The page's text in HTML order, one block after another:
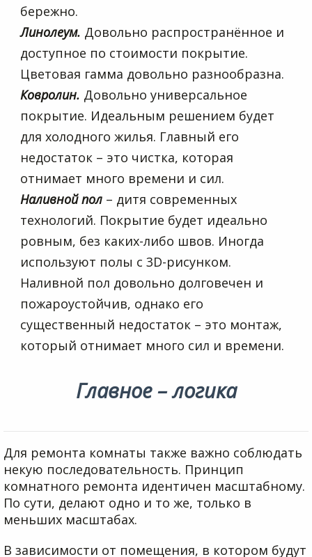
бережно.
Линолеум. Довольно распространённое и
доступное по стоимости покрытие.
Цветовая гамма довольно разнообразна.
Ковролин. Довольно универсальное
покрытие. Идеальным решением будет
для холодного жилья. Главный его
недостаток – это чистка, которая
отнимает много времени и сил.
Наливной пол – дитя современных
технологий. Покрытие будет идеально
ровным, без каких-либо швов. Иногда
используют полы с 3D-рисунком.
Наливной пол довольно долговечен и
пожароустойчив, однако его
существенный недостаток – это монтаж,
который отнимает много сил и времени.
Главное – логика
Для ремонта комнаты также важно соблюдать
некую последовательность. Принцип
комнатного ремонта идентичен масштабному.
По сути, делают одно и то же, только в
меньших масштабах.
В зависимости от помещения, в котором будут